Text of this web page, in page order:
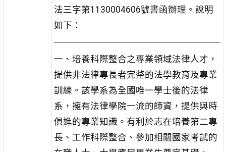
法三字第1130004606號書函辦理。說明
如下：
一、培養科際整合之專業領域法律人才，
提供非法律專長者完整的法學教育及專業
訓練。該學系為全國唯一學士後的法律
系，擁有法律學院一流的師資，提供與時
俱進的專業知識。有利於志在培養第二專
長、工作科際整合、參加相關國家考試的